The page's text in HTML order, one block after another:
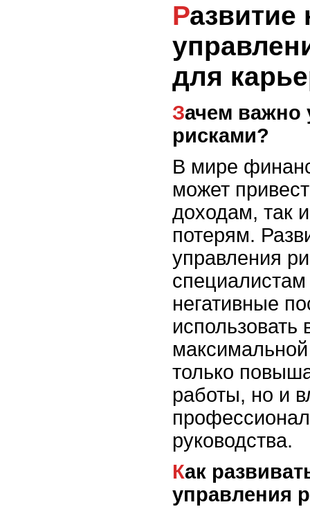
Развитие навыков
для
Зачем важно управление
рисками?
В мире
может
доходам, так
потерям.
управления
негативные
использовать
только
работы, но и
руководства.
Как развивать навыки
управления